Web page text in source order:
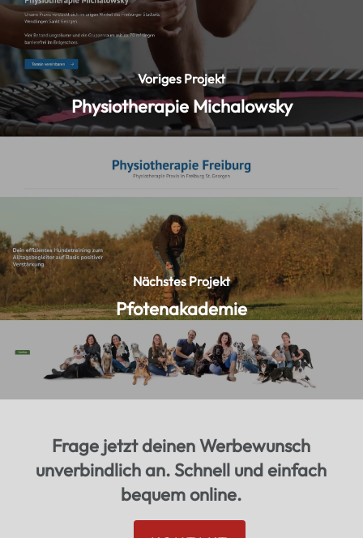
Voriges Projekt
Physiotherapie Michalowsky
Nächstes Projekt
Pfotenakademie
Frage jetzt deinen Werbewunsch
unverbindlich an. Schnell und einfach
bequem online.